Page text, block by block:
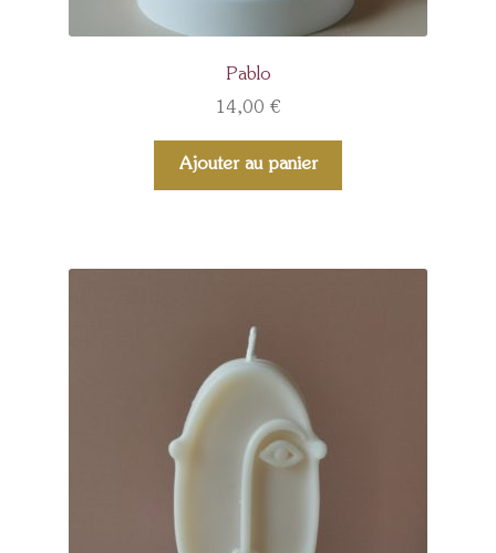
Pablo
14,00 €
Ajouter au panier